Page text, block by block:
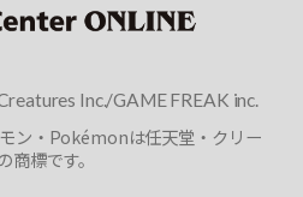
Inc./GAME FREAK inc.
ン・Pokémonは任天堂・クリー
標です。